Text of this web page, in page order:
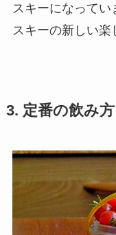
スキーになって
スキーの新しい楽
3. 定番の飲み